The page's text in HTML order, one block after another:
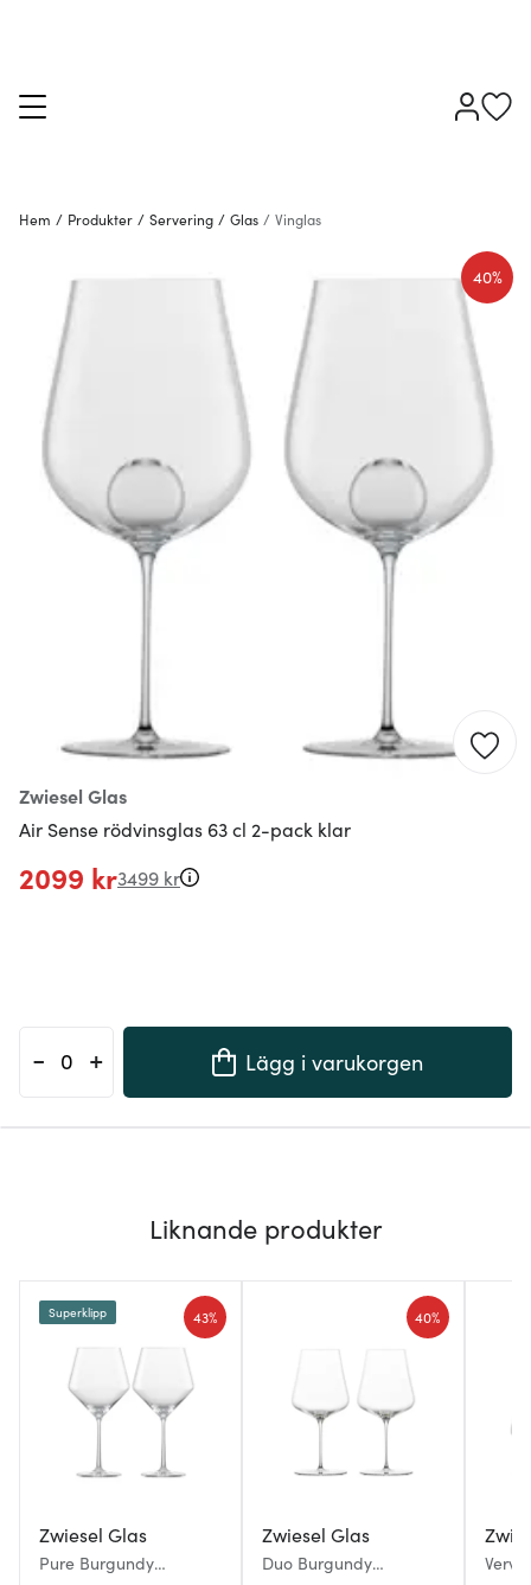
Hem / Produkter / Servering / Glas / Vinglas
Zwiesel Glas
Air Sense rödvinsglas 63 cl 2-pack klar
40%
2099 kr3499 kr
- + Lägg i varukorgen
Liknande produkter
Zwiesel Glas
Pure Burgundy
43%
Superklipp
Zwiesel Glas
Duo Burgundy
40%